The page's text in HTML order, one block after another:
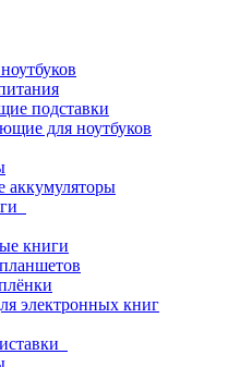
подставки
для ноутбуков
аккумуляторы
книги
электронных книг